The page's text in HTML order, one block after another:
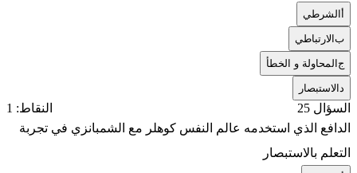
الشرطي
بالارتباطي
جالمحاولة و الخطأ
الاستبصار
السؤال 25
النقاط: 1
الدافع الذي استخدمه عالم النفس كوهلر مع الشمبانزي في تجربة
التعلم بالاستبصار